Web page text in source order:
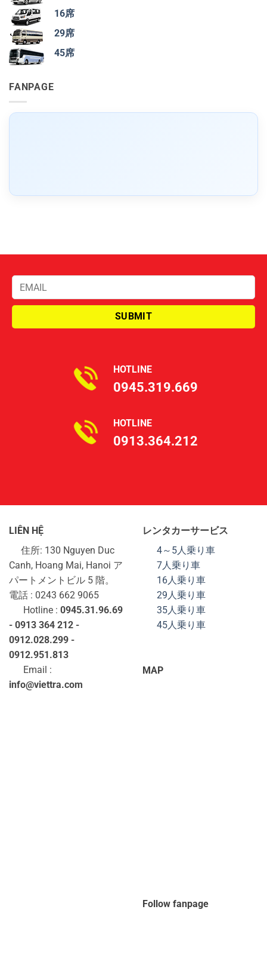
16席
29席
45席
FANPAGE
HOTLINE
0945.319.669
HOTLINE
0913.364.212
LIÊN HỆ
住所: 130 Nguyen Duc
Canh, Hoang Mai, Hanoi ア
パートメントビル 5 階。
電話 : 0243 662 9065
Hotline : 0945.31.96.69
- 0913 364 212 -
0912.028.299 -
0912.951.813
Email :
info@viettra.com
レンタカーサービス
4～5人乗り車
7人乗り車
16人乗り車
29人乗り車
35人乗り車
45人乗り車
MAP
Follow fanpage